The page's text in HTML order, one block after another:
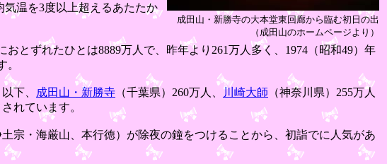
成田山・新勝寺の大本堂東回廊から臨む初日の出
（成田山のホームページより）
気温を3度以上超えるあたたか
とずれたひとは8889万人で、昨年より261万人多く、1974（昭和49）年
下、 成田山・新勝寺 （千葉県）260万人、 川崎大師 （神奈川県）255万人
れています。
土宗・海厳山、本行徳）が除夜の鐘をつけることから、初詣でに人気があ